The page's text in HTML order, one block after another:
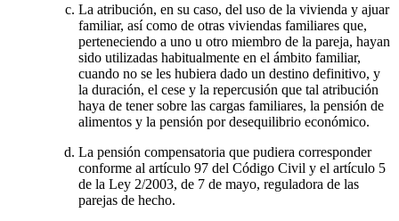
La atribución, en su caso, del uso de la vivienda y ajuar
familiar, así como de otras viviendas familiares que,
perteneciendo a uno u otro miembro de la pareja, hayan
sido utilizadas habitualmente en el ámbito familiar,
cuando no se les hubiera dado un destino definitivo, y
la duración, el cese y la repercusión que tal atribución
haya de tener sobre las cargas familiares, la pensión de
alimentos y la pensión por desequilibrio económico.
La pensión compensatoria que pudiera corresponder
conforme al artículo 97 del Código Civil y el artículo 5
de la Ley 2/2003, de 7 de mayo, reguladora de las
parejas de hecho.